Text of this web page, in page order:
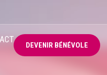
DEVENIR BÉNÉVOLE